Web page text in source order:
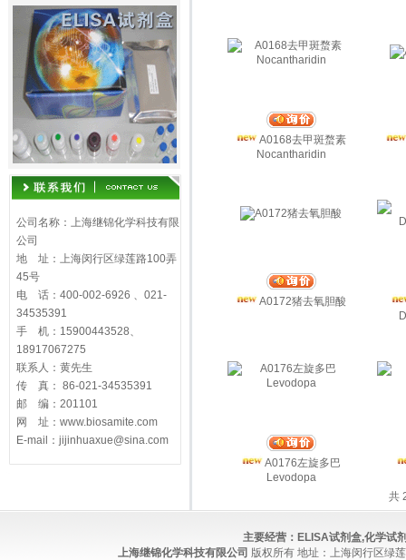
公司名称：上海继锦化学科技有限
公司
地 址：上海闵行区绿莲路100弄
45号
电 话：400-002-6926 、021-
34535391
手 机：15900443528、
18917067275
联系人：黄先生
传 真： 86-021-34535391
邮 编：201101
网 址：www.biosamite.com
E-mail：jijinhuaxue@sina.com
A0168去甲斑蝥素
Nocantharidin
A0172猪去氧胆酸
A0176左旋多巴
Levodopa
共
主要经营： ELISA试剂盒,化学试
上海继锦化学科技有限公司 版权所有 地址：上海闵行区绿